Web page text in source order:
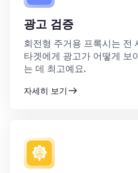
광고 검증
회전형 주거용 프록시는 전
타겟에게 광고가 어떻게 보
는 데 최고예요.
자세히 보기